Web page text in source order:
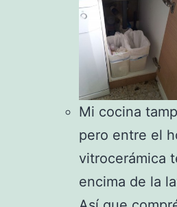
Mi cocina
pero entre el
vitrocerámica
encima de la